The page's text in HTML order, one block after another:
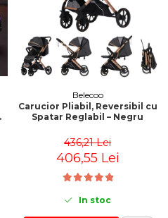
Belecoo
Carucior Pliabil, Reversibil cu
Spatar Reglabil – Negru
436,21 Lei
406,55 Lei
In stoc